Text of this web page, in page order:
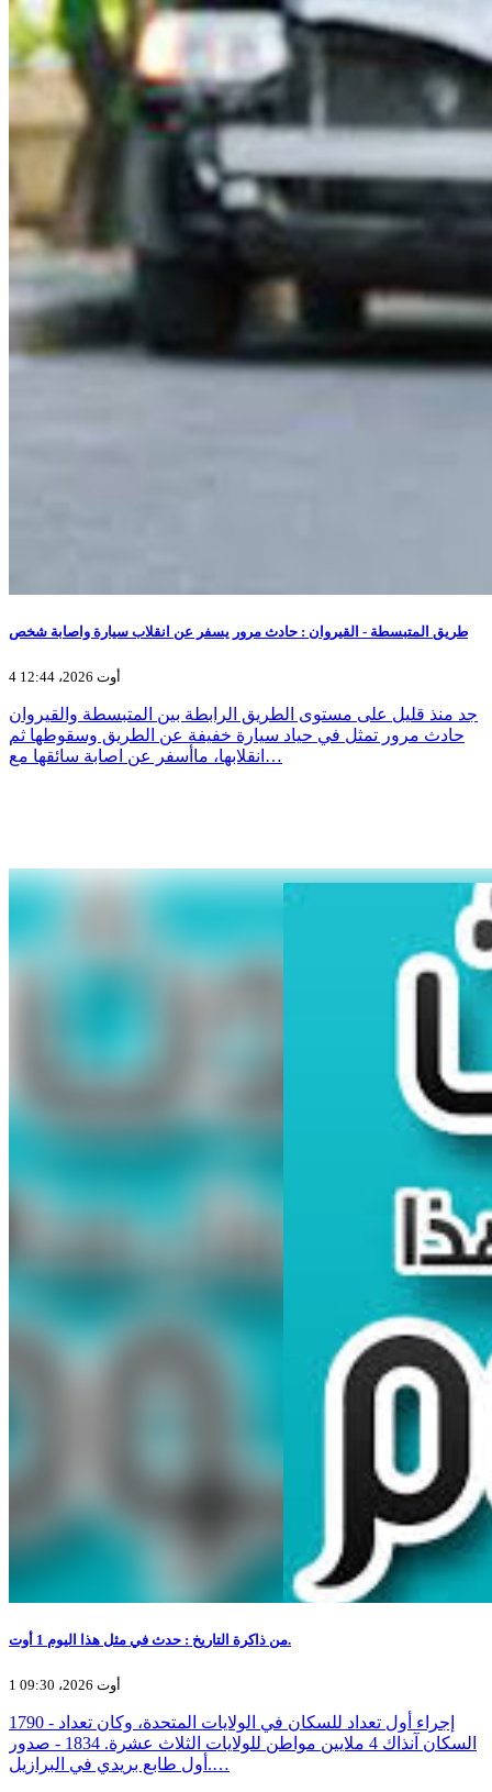
طريق المتبسطة - القيروان : حادث مرور يسفر عن انقلاب سيارة واصابة شخص
4 أوت 2026، 12:44
جد منذ قليل على مستوى الطريق الرابطة بين المتبسطة والقيروان
حادث مرور تمثل في حياد سيارة خفيفة عن الطريق وسقوطها ثم
انقلابها، ماأسفر عن اصابة سائقها مع…
من ذاكرة التاريخ : حدث في مثل هذا اليوم 1 أوت.
1 أوت 2026، 09:30
1790 - إجراء أول تعداد للسكان في الولايات المتحدة، وكان تعداد
السكان آنذاك 4 ملايين مواطن للولايات الثلاث عشرة. 1834 - صدور
أول طابع بريدي في البرازيل.…